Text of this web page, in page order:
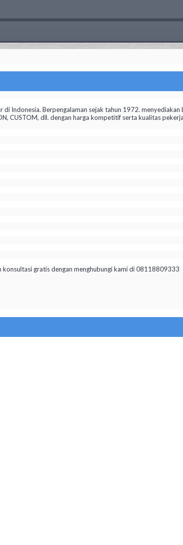
Indonesia. Berpengalaman sejak tahun 1972. menyediakan
CUSTOM, dll. dengan harga kompetitif serta kualitas
konsultasi gratis dengan menghubungi kami di 08118809333